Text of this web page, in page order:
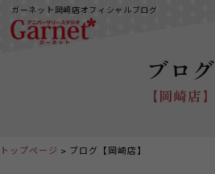
ガーネット岡崎店オフィシャルブログ
ブログ
【岡崎店】
トップページ ブログ【岡崎店】